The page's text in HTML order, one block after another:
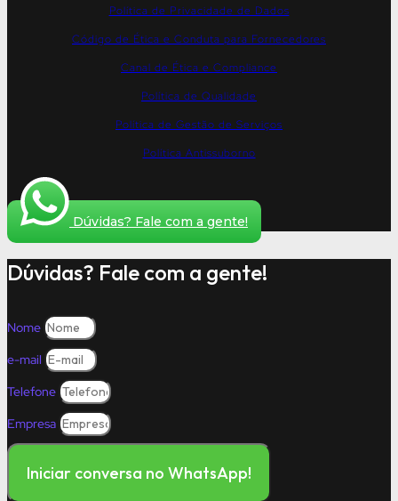
Política de Privacidade de Dados
Código de Ética e Conduta para Fornecedores
Canal de Ética e Compliance
Política de Qualidade
Política de Gestão de Serviços
Política Antissuborno
Dúvidas? Fale com a gente!
Dúvidas? Fale com a gente!
Nome
e-mail
Telefone
Empresa
Iniciar conversa no WhatsApp!